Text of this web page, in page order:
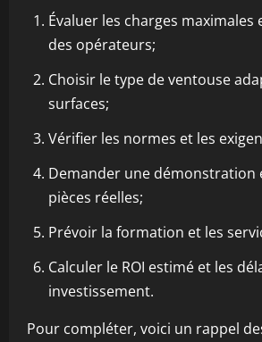
Évaluer les charges
des opérateurs;
Choisir le type de ventouse
surfaces;
Vérifier les normes et les
Demander une démonstration
pièces réelles;
Prévoir la formation et les
Calculer le ROI estimé et les
investissement.
Pour compléter, voici un rappel